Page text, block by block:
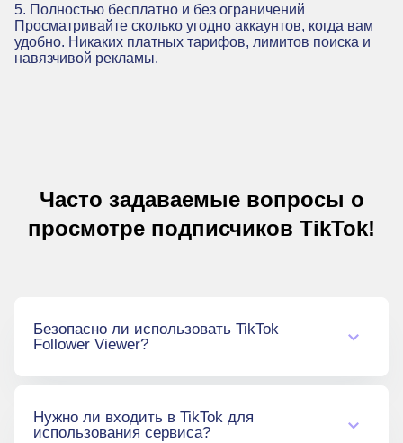
5. Полностью бесплатно и без ограничений
Просматривайте сколько угодно аккаунтов, когда вам
удобно. Никаких платных тарифов, лимитов поиска и
навязчивой рекламы.
Часто задаваемые вопросы о
просмотре подписчиков TikTok!
Безопасно ли использовать TikTok
Follower Viewer?
ваши личные данные или пароль. Сервис
Нужно ли входить в TikTok для
использования сервиса?